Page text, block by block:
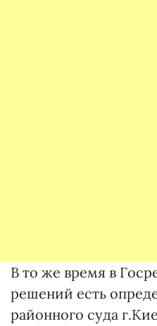
В то же время в
решений есть
районного суда